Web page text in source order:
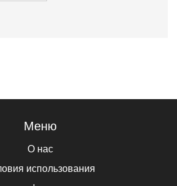
Меню
О нас
использования